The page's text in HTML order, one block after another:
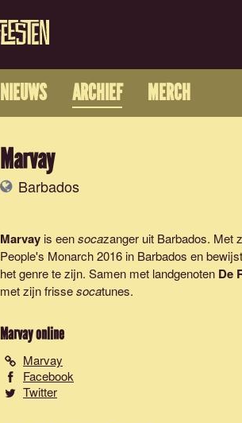
NIEUWS ARCHIEF MERCH
Marvay
Barbados
Marvay is eensocazanger uit Barbados. Met
People's Monarch 2016 in Barbados en
het genre te zijn. Samen met landgenoten De
met zijn frissesocatunes.
Marvayonline
Marvay
Facebook
Twitter